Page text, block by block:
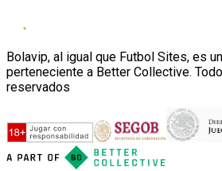
Bolavip, al igual que Futbol Sites, es
perteneciente a Better Collective.
reservados